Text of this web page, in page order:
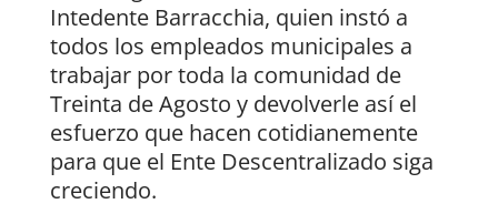
Intedente Barracchia, quien instó a
todos los empleados municipales a
trabajar por toda la comunidad de
Treinta de Agosto y devolverle así el
esfuerzo que hacen cotidianemente
para que el Ente Descentralizado siga
creciendo.